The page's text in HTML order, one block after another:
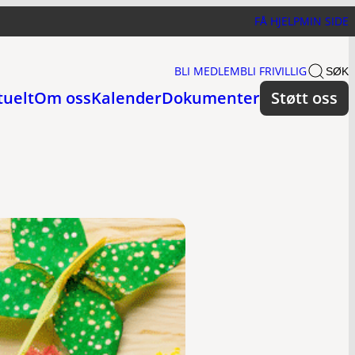
FÅ HJELPMIN SIDE
BLI MEDLEMBLI FRIVILLIG SØK
Om ossKalenderDokumenter Støtt oss